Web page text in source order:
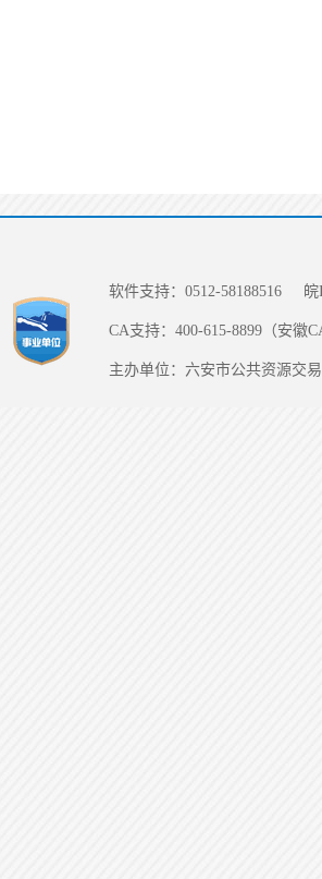
软件支持：0512-58188516
CA支持：400-615-8899（安徽
主办单位：六安市公共资源交